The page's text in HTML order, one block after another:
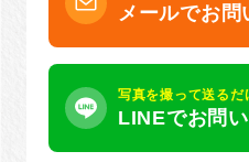
メールでお問
写真を撮って送るだ
LINEでお問